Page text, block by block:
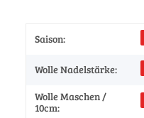
Saison:
Wolle Nadelstärke:
Wolle Maschen /
10cm: